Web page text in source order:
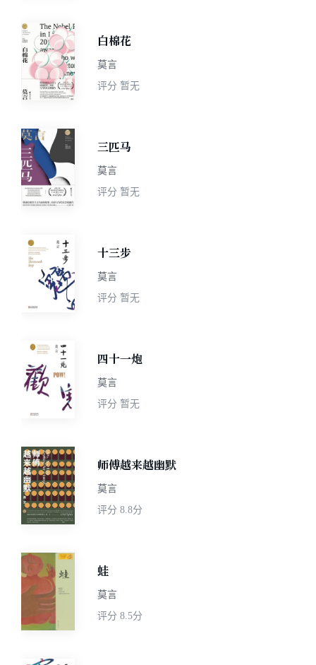
白棉花
莫言
评分 暂无
三匹马
莫言
评分 暂无
十三步
莫言
评分 暂无
四十一炮
莫言
评分 暂无
师傅越来越幽默
莫言
评分 8.8分
蛙
莫言
评分 8.5分